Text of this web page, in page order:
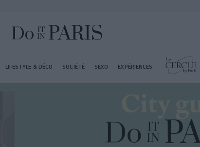
LIFESTYLE & DÉCO SOCIÉTÉ SEXO EXPÉRIENCES